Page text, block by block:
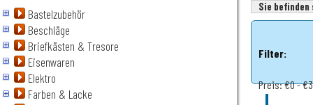
Bastelzubehör
Beschläge
Briefkästen & Tresore
Eisenwaren
Elektro
Farben & Lacke
Sie
Filter:
Preis:€0 -